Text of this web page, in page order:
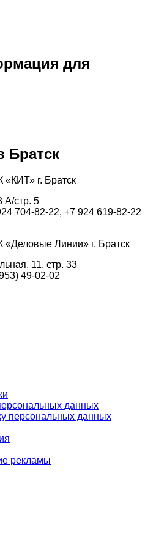
для
Братск
г. Братск
А/стр. 5
704-82-22, +7 924 619-82-22
Линии» г. Братск
11, стр. 33
49-02-02
данных
персональных данных
рекламы